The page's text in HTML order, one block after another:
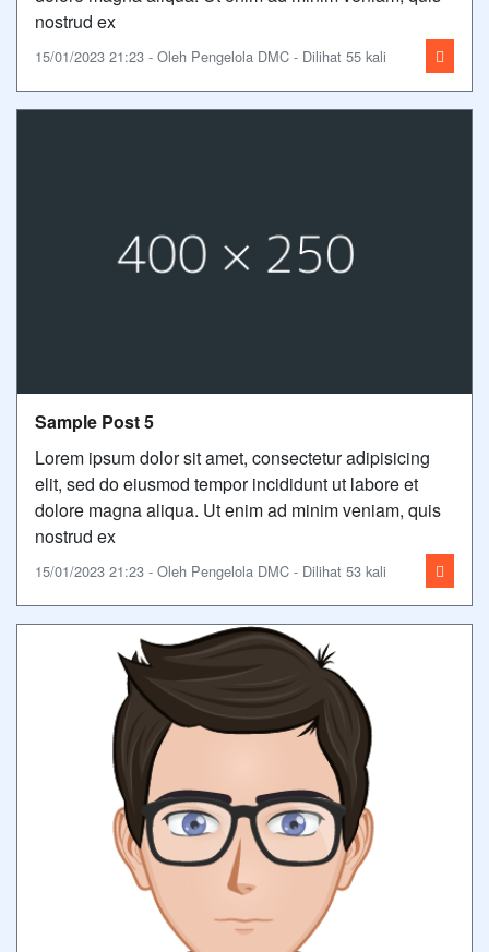
nostrud ex
15/01/2023 21:23 - Oleh Pengelola DMC - Dilihat 55 kali
Sample Post 5
Lorem ipsum dolor sit amet, consectetur adipisicing
elit, sed do eiusmod tempor incididunt ut labore et
dolore magna aliqua. Ut enim ad minim veniam, quis
nostrud ex
15/01/2023 21:23 - Oleh Pengelola DMC - Dilihat 53 kali